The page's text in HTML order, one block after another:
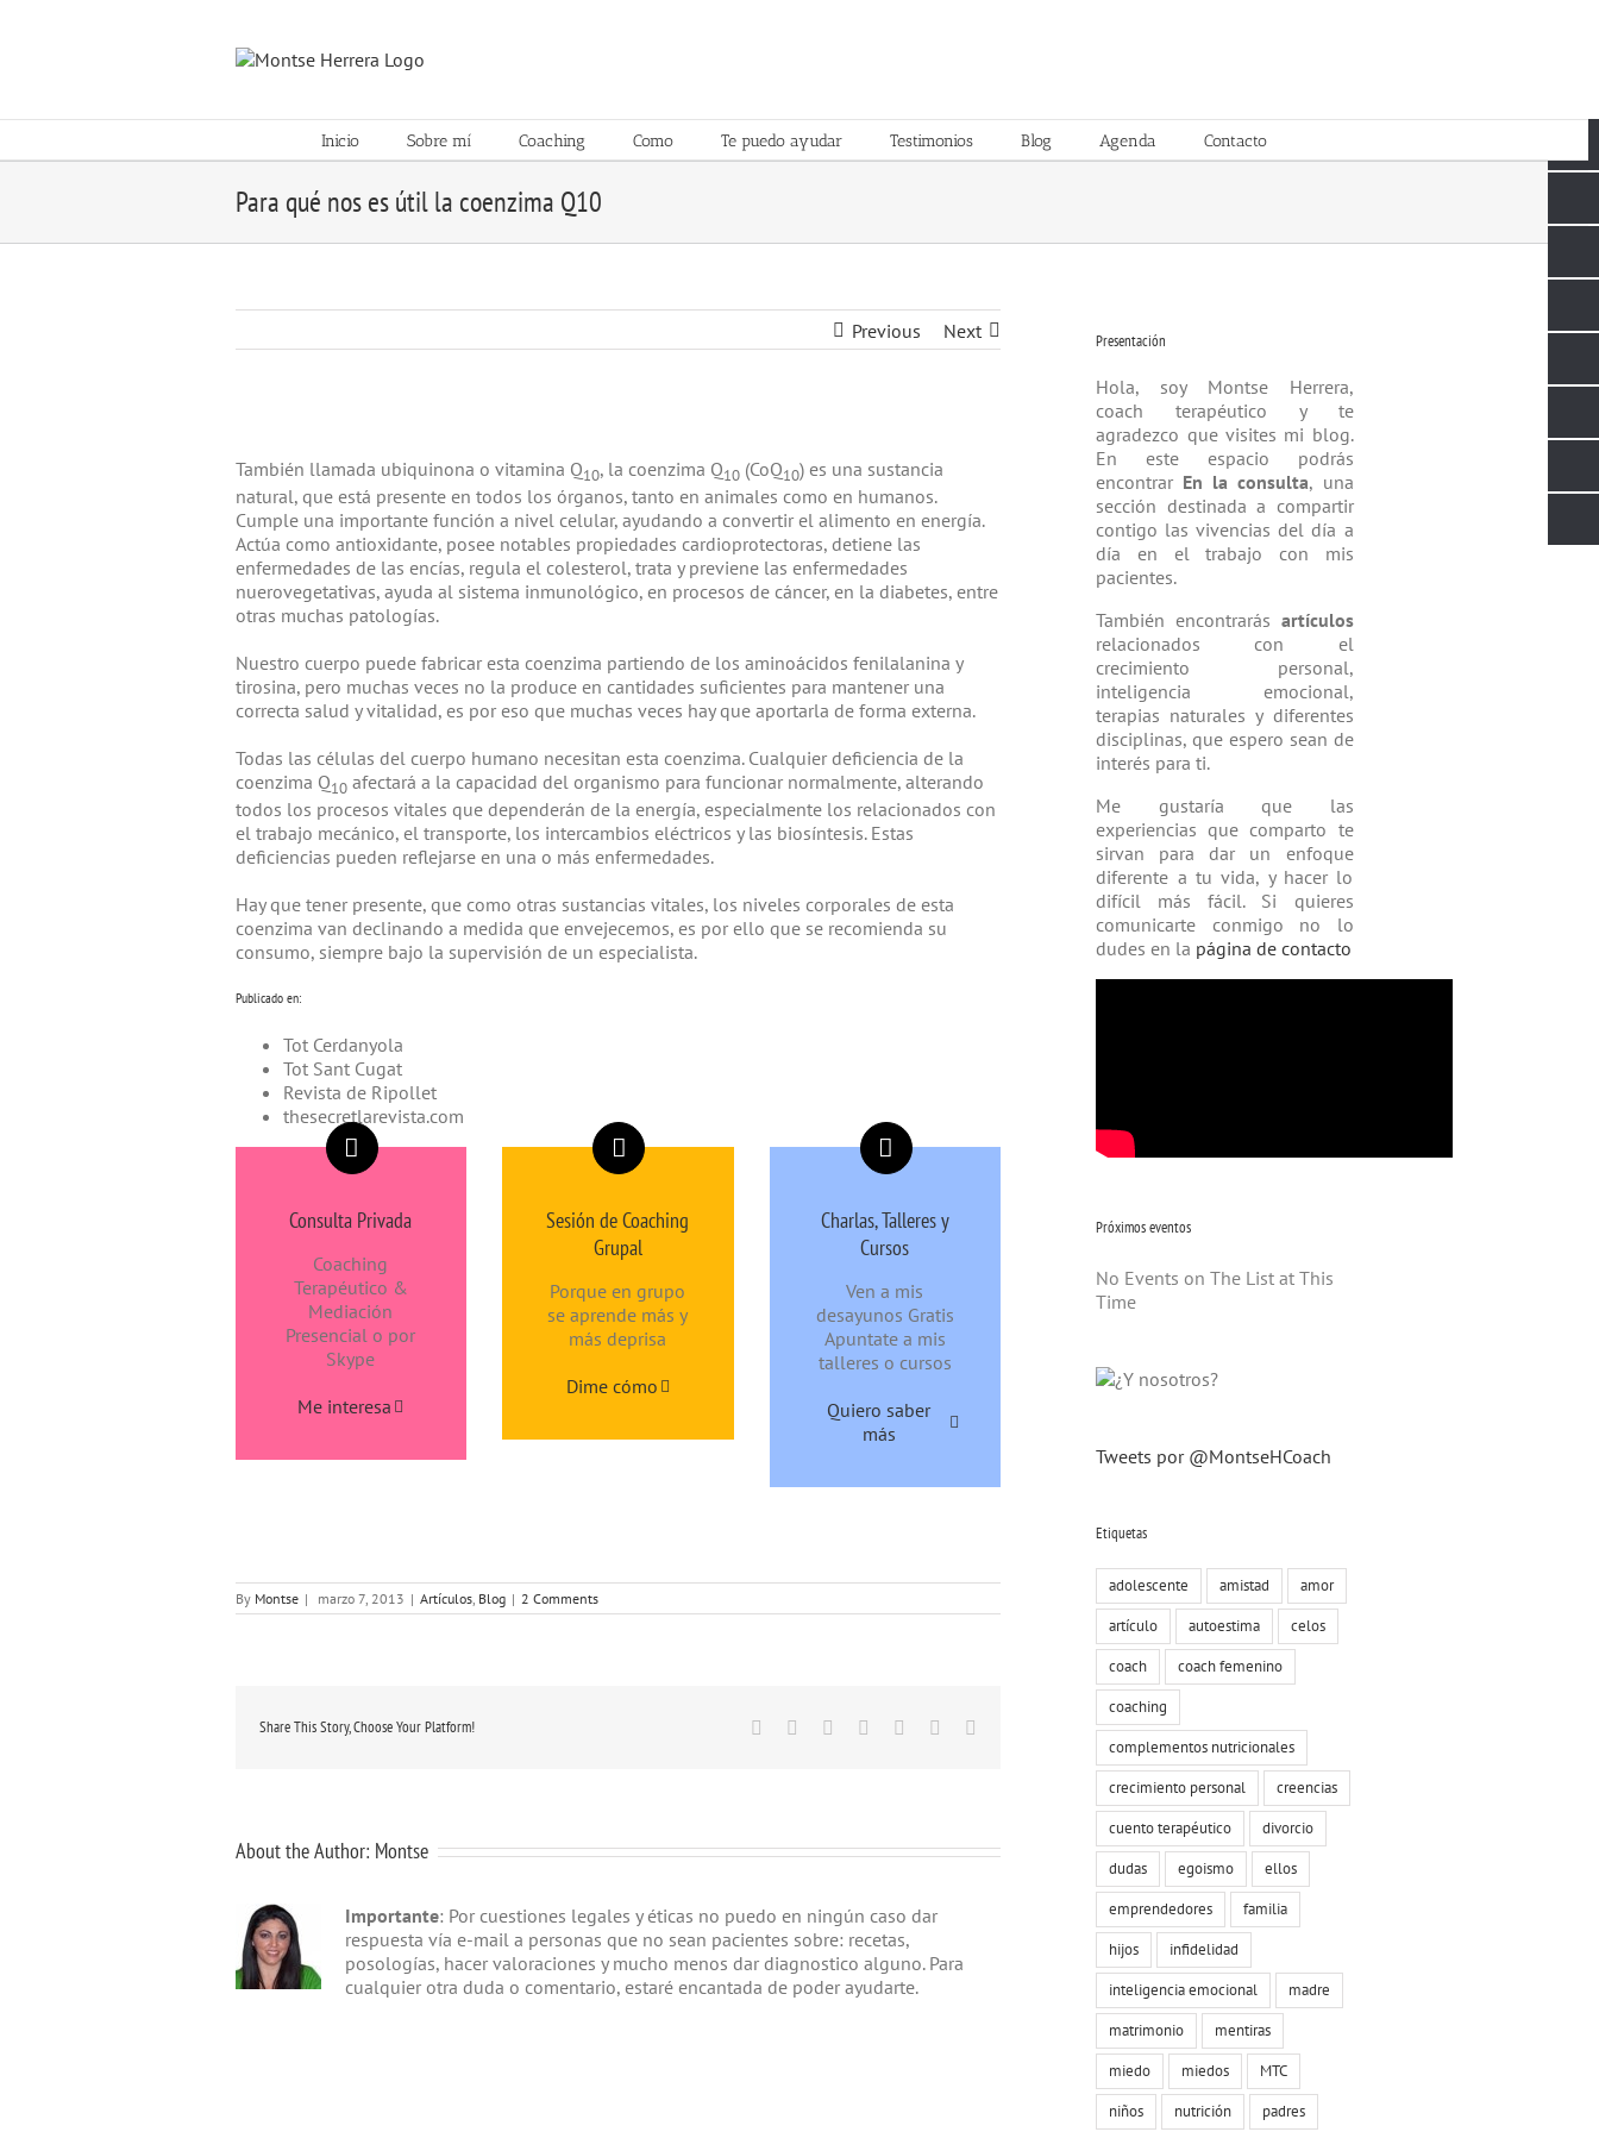
Inicio Sobre mí Coaching Como Te puedo ayudar Testimonios Blog Agenda Contacto
Para qué nos es útil la coenzima Q10
Previous Next
Image
También llamada ubiquinona o vitamina Q10, la coenzima Q10(CoQ10) es una sustancia
natural, que está presente en todos los órganos, tanto en animales como en humanos.
Cumple una importante función a nivel celular, ayudando a convertir el alimento en energía.
Actúa como antioxidante, posee notables propiedades cardioprotectoras, detiene las
enfermedades de las encías, regula el colesterol, trata y previene las enfermedades
nuerovegetativas, ayuda al sistema inmunológico, en procesos de cáncer, en la diabetes, entre
otras muchas patologías.
Nuestro cuerpo puede fabricar esta coenzima partiendo de los aminoácidos fenilalanina y
tirosina, pero muchas veces no la produce en cantidades suficientes para mantener una
correcta salud y vitalidad, es por eso que muchas veces hay que aportarla de forma externa.
Todas las células del cuerpo humano necesitan esta coenzima. Cualquier deficiencia de la
coenzima Q10afectará a la capacidad del organismo para funcionar normalmente, alterando
todos los procesos vitales que dependerán de la energía, especialmente los relacionados con
el trabajo mecánico, el transporte, los intercambios eléctricos y las biosíntesis. Estas
deficiencias pueden reflejarse en una o más enfermedades.
Hay que tener presente, que como otras sustancias vitales, los niveles corporales de esta
coenzima van declinando a medida que envejecemos, es por ello que se recomienda su
consumo, siempre bajo la supervisión de un especialista.
Publicado en:
Tot Cerdanyola
Tot Sant Cugat
Revista de Ripollet
thesecretlarevista.com
Consulta Privada
Coaching
Terapéutico &
Mediación
Presencial o por
Skype
Me interesa
Sesión de Coaching
Grupal
Porque en grupo
se aprende más y
más deprisa
Dime cómo
Charlas, Talleres y
Cursos
Ven a mis
desayunos Gratis
Apuntate a mis
talleres o cursos
Quiero saber
más
By Montse | marzo 7, 2013 | Artículos, Blog | 2 Comments
Share This Story, Choose Your Platform! Facebook
TwitterLinkedinGoogle+
TumblrPinterest
About the Author: Montse
Importante: Por cuestiones legales y éticas no puedo en ningún caso dar
respuesta vía e-mail a personas que no sean pacientes sobre: recetas,
posologías, hacer valoraciones y mucho menos dar diagnostico alguno. Para
cualquier otra duda o comentario, estaré encantada de poder ayudarte.
Presentación
Hola, soy Montse Herrera,
coach tera­péutico y te
agradezco que visites mi blog.
En este espacio podrás
encontrar En la consulta, una
sección destinada a compartir
contigo las vivencias del día a
día en el trabajo con mis
pacientes.
También encontrarás artículos
relacio­nados con el
crecimiento personal,
inteligencia emocional,
terapias natu­rales y diferentes
disciplinas, que espero sean de
interés para ti.
Me gustaría que las
experiencias que comparto te
sirvan para dar un enfoque
diferente a tu vida, y hacer lo
difícil más fácil. Si quieres
comunicarte conmigo no lo
dudes en la página de contacto
Próximos eventos
No Events on The List at This
Time
Tweets por @MontseHCoach
Etiquetas
adolescente amistad
amor
artículo
autoestima
celos
coach
coach femenino
coaching
complementos nutricionales
crecimiento personal
creencias
cuento terapéutico
divorcio
dudas
egoismo
ellos
emprendedores
familia
hijos
infidelidad
inteligencia emocional
madre
matrimonio
mentiras
miedo
miedos
MTC
niños
nutrición
padres